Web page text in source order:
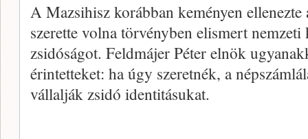
A Mazsihisz korábban keményen ellenezte
szerette volna törvényben elismert
zsidóságot. Feldmájer Péter elnök
érintetteket: ha úgy szeretnék, a
vállalják zsidó identitásukat.